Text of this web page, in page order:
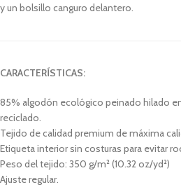
y un bolsillo canguro delantero.
CARACTERÍSTICAS:
85% algodón ecológico peinado hilado
reciclado.
Tejido de calidad premium de máxima
Etiqueta interior sin costuras para evitar
Peso del tejido: 350 g/m² (10.32 oz/yd²)
Ajuste regular.